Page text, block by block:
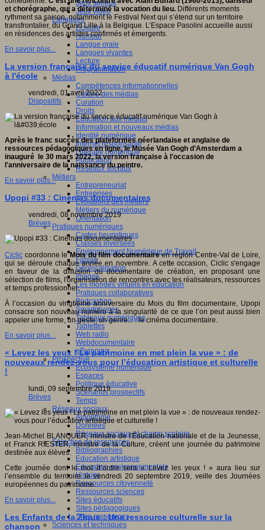
Jeux sérieux
Jeux vidéo
Langages
Ecriture
Humour
Langue orale
Langues vivantes
Lecture
Programmation
Médias
Compétences informationnelles
Culture des médias
Curation
Droits
Education aux médias
Information et nouveaux médias
Identité numérique
Internet responsable
Littératie numérique
Publication
Réseaux sociaux
Métiers
Entrepreneuriat
Entreprises
Evolutions des métiers
Métiers du numérique
Orientation
Pratiques numériques
Cartes heuristiques
Classes inversées
Environnement Numérique de Travail
Fablab
Géolocalisation
Images
Les mondes virtuels en éducation
Pratiques collaboratives
Podcasting
Smartphones
Tableaux numériques
Tablettes
Web radio
Webdocumentaire
eTwinning
Prospective
Ecosystème numérique
Espaces
Politique éducative
Scénarios prospectifs
Temps
Réseaux sociaux
Algorithme
Données
Réseaux sociaux et champ scolaire
Sélection de ressources
Bibliographies
Education artistique
Education environnementale
Histoire
Ressources citoyenneté
Ressources sciences
Sites éducatifs
Sites pédagogiques
Sites ressources
Sciences et techniques
et chorégraphe, qui a déterminé la vocation du lieu. Différents moments
rythment sa saison, notamment le Festival Next qui s’étend sur un territoire
transfrontalier, du Grand Lille à la Belgique. L’Espace Pasolini accueille aussi
en résidences des artistes confirmés et émergents.
En savoir plus...
La version française du service éducatif numérique Van Gogh
à l'école
vendredi, 01 avril 2022
Dispositifs
Après le franc succès des plateformes néerlandaise et anglaise de
ressources pédagogiquesen ligne, le Musée Van Gogh d’Amsterdam a
inauguré le 30 mars 2022, la version française à l'occasion de
l'anniversaire de la naissance du peintre.
En savoir plus...
Upopi #33 : Cinémas documentaires
vendredi, 08 novembre 2019
Brèves
Ciclic coordonne leMois du film documentaireen région Centre-Val de Loire,
qui se déroule chaque année en novembre. A cette occasion, Ciclic s'engage
en faveur de la diffusion du documentaire de création, en proposant une
sélection de films, l'organisation de rencontres avec les réalisateurs, ressources
et temps professionnel.
À l’occasion du vingtième anniversaire du Mois du film documentaire, Upopi
consacre son nouveau numéro à la singularité de ce que l’on peut aussi bien
appeler une forme, un geste, un genre... : le cinéma documentaire.
En savoir plus...
« Levez les yeux ! Le patrimoine en met plein la vue » : de
nouveaux rendez-vous pour l’éducation artistique et culturelle
!
lundi, 09 septembre 2019
Brèves
Jean-Michel BLANQUER, ministre de l'Éducation nationale et de la Jeunesse,
et Franck RIESTER, ministre de la Culture, créent une journée du patrimoine
destinée aux élèves.
Cette journée dont le mot d’ordre sera « Levez les yeux ! » aura lieu sur
l’ensemble du territoire le vendredi 20 septembre 2019, veille des Journées
européennes du patrimoine.
En savoir plus...
Les Enfants de la Zique : Une ressource culturelle sur la
chanson